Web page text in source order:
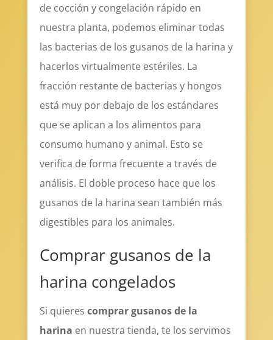
de cocción y congelación rápido en
nuestra planta, podemos eliminar todas
las bacterias de los gusanos de la harina y
hacerlos virtualmente estériles. La
fracción restante de bacterias y hongos
está muy por debajo de los estándares
que se aplican a los alimentos para
consumo humano y animal. Esto se
verifica de forma frecuente a través de
análisis. El doble proceso hace que los
gusanos de la harina sean también más
digestibles para los animales.
Comprar gusanos de la
harina congelados
Si quieres comprar gusanos de la
harina en nuestra tienda, te los servimos